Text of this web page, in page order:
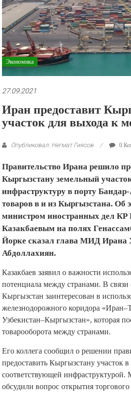
рекламные
ролики
и
презентации.
Экономика
27.09.2021
Иран предоставит
участок для выхода к
Опубликовал: Негмат Гиясов 0
Правительство Ирана решило
Кыргызстану земельный
инфраструктуру в порту
товаров в и из Кыргызстана. Об
министром иностранных дел КР
Казакбаевым на полях
Йорке сказал глава МИД Ирана
Абдоллахиян.
Казакбаев заявил о важности
потенциала между странами. В связи
Кыргызстан заинтересован в
железнодорожного коридора
Узбекистан–Кыргызстан», которая
товарооборота между странами.
Его коллега сообщил о решении
предоставить Кыргызстану участок
соответствующей
обсудили вопрос открытия